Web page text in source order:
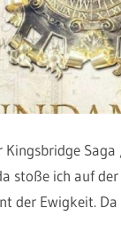
stoße ich auf
der Ewigkeit. Da